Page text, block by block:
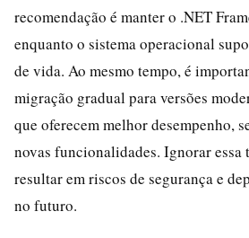
recomendação é manter o .NET
enquanto o sistema operacional
de vida. Ao mesmo tempo, é
migração gradual para versões
que oferecem melhor desempenho,
novas funcionalidades. Ignorar essa
resultar em riscos de segurança e
no futuro.